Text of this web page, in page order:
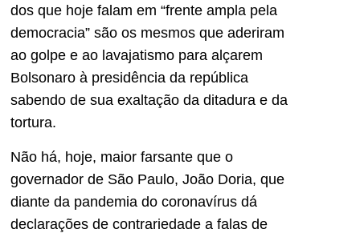
dos que hoje falam em “frente ampla pela
democracia” são os mesmos que aderiram
ao golpe e ao lavajatismo para alçarem
Bolsonaro à presidência da república
sabendo de sua exaltação da ditadura e da
tortura.
Não há, hoje, maior farsante que o
governador de São Paulo, João Doria, que
diante da pandemia do coronavírus dá
declarações de contrariedade a falas de